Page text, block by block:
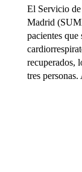
El Servicio
Madrid
pacientes que
recuperados,
tres personas.